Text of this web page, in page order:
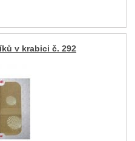
v krabici č. 292